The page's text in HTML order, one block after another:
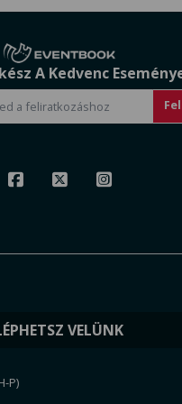
A Kedvenc
VELÜNK
P)